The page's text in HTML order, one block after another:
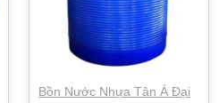
Bồn Nước Nhựa Tân Á Đại